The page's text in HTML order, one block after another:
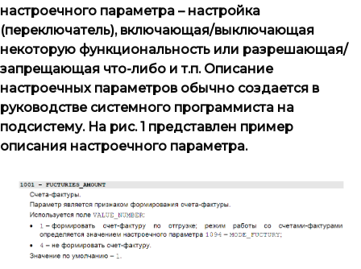
настроечного параметра – настройка
(переключатель), включающая/выключающая
некоторую функциональность или разрешающая/
запрещающая что-либо и т.п. Описание
настроечных параметров обычно создается в
руководстве системного программиста на
подсистему. На рис. 1 представлен пример
описания настроечного параметра.